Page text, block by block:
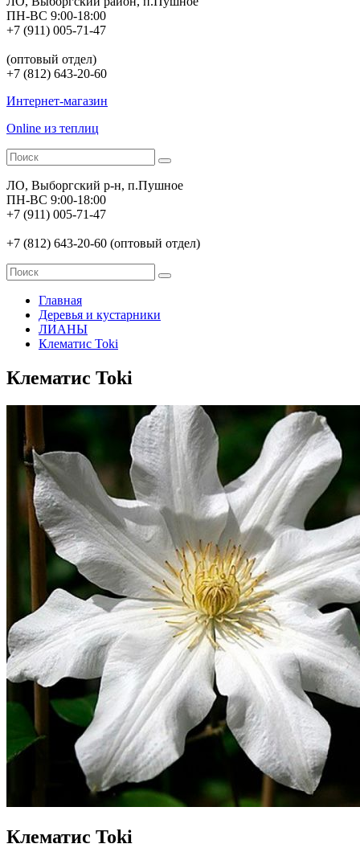
ПН-ВС 9:00-18:00
+7 (911) 005-71-47
(оптовый отдел)
+7 (812) 643-20-60
Интернет-магазин
Online из теплиц
ЛО, Выборгский р-н, п.Пушное
ПН-ВС 9:00-18:00
+7 (911) 005-71-47
+7 (812) 643-20-60 (оптовый отдел)
Главная
Деревья и кустарники
ЛИАНЫ
Клематис Toki
Клематис Toki
Клематис Toki